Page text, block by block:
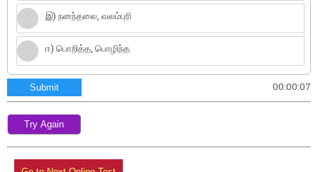
இ) நனந்தலை, வலம்புரி
ஈ) பொறித்த, பொழிந்த
Submit 00:00:07